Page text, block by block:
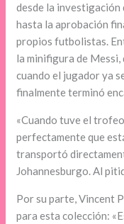
desde la
hasta la aprobación
propios futbolistas.
la minifigura de
cuando el jugador ya
finalmente terminó
«Cuando tuve el
perfectamente que
transportó
Johannesburgo. Al
Por su parte, Vincent
para esta colección: